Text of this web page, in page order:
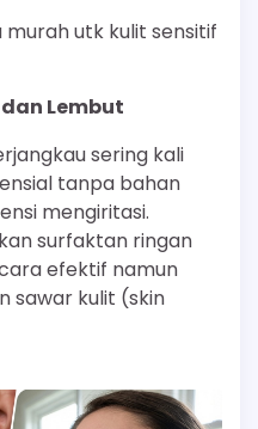
utk kulit sensitif
Lembut
sering kali
tanpa bahan
mengiritasi.
surfaktan ringan
efektif namun
sawar kulit (skin